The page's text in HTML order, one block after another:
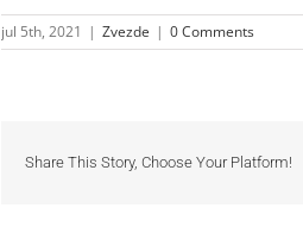
jul 5th, 2021 | Zvezde | 0 Comments
Share This Story, Choose Your Platform!